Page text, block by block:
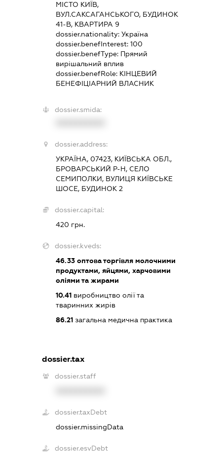
МІСТО КИЇВ,
ВУЛ.САКСАГАНСЬКОГО, БУДИНОК
41-В, КВАРТИРА 9
dossier.nationality:Україна
dossier.benefInterest:100
dossier.benefType: Прямий
вирішальний вплив
dossier.benefRole: КІНЦЕВИЙ
БЕНЕФІЦІАРНИЙ ВЛАСНИК
dossier.smida:
dossier.address:
УКРАЇНА, 07423, КИЇВСЬКА ОБЛ.,
БРОВАРСЬКИЙ Р-Н, СЕЛО
СЕМИПОЛКИ, ВУЛИЦЯ КИЇВСЬКЕ
ШОСЕ, БУДИНОК 2
dossier.capital:
420 грн.
dossier.kveds:
46.33 оптова торгівля молочними
продуктами, яйцями, харчовими
оліями та жирами
10.41 виробництво олії та
тваринних жирів
86.21 загальна медична практика
dossier.tax
dossier.staff
dossier.taxDebt
dossier.missingData
dossier.esvDebt